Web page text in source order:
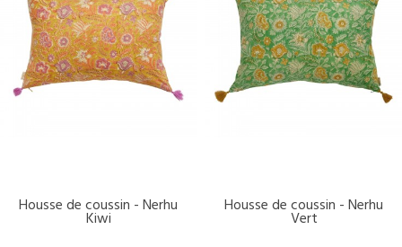
DISPONIBLE
Housse de coussin - Nerhu
Kiwi
DISPONIBLE
Housse de coussin - Nerhu
Vert